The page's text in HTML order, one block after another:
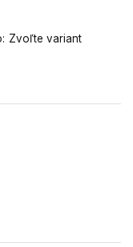
Zvoľte variant